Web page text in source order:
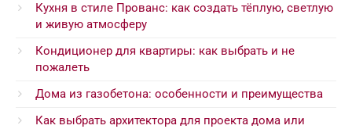
Кухня в стиле Прованс: как создать тёплую, светлую
и живую атмосферу
Кондиционер для квартиры: как выбрать и не
пожалеть
Дома из газобетона: особенности и преимущества
Как выбрать архитектора для проекта дома или